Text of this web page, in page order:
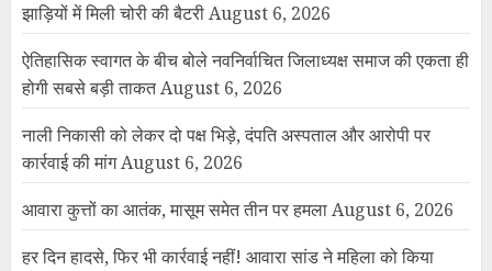
झाड़ियों में मिली चोरी की बैटरीAugust 6, 2026
ऐतिहासिक स्वागत के बीच बोले नवनिर्वाचित जिलाध्यक्ष समाज की एकता ही
होगी सबसे बड़ी ताकतAugust 6, 2026
नाली निकासी को लेकर दो पक्ष भिड़े, दंपति अस्पताल और आरोपी पर
कार्रवाई की मांगAugust 6, 2026
आवारा कुत्तों का आतंक, मासूम समेत तीन पर हमलाAugust 6, 2026
हर दिन हादसे, फिर भी कार्रवाई नहीं! आवारा सांड ने महिला को किया